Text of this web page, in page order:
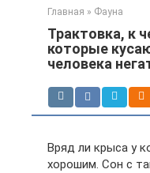
Главная » Фауна
Трактовка, к
которые
человека
Вряд ли крыса у
хорошим. Сон с